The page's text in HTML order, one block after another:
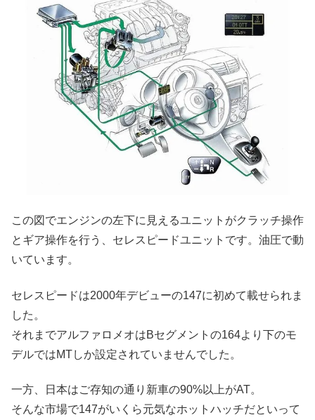
この図でエンジンの左下に見えるユニットがクラッチ操作
とギア操作を行う、セレスピードユニットです。油圧で動
いています。
セレスピードは2000年デビューの147に初めて載せられま
した。
それまでアルファロメオはBセグメントの164より下のモ
デルではMTしか設定されていませんでした。
一方、日本はご存知の通り新車の90%以上がAT。
そんな市場で147がいくら元気なホットハッチだといって